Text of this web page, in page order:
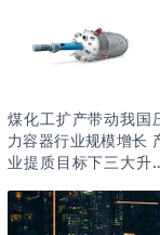
煤化工扩产带动我国
力容器行业规模增长
业提质目标下三大升